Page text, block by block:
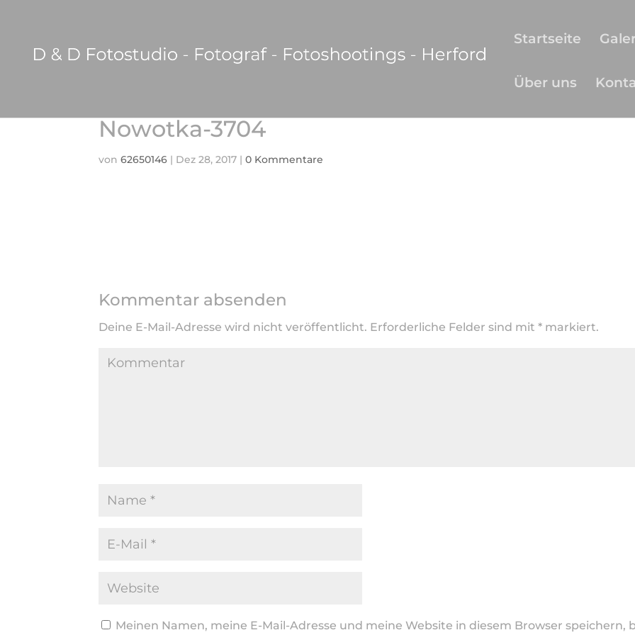
Startseite
Über uns
Nowotka-3704
von 62650146 | Dez 28, 2017 | 0 Kommentare
Kommentar absenden
Deine E-Mail-Adresse wird nicht veröffentlicht. Erforderliche Felder sind mit * markiert.
Meinen Namen, meine E-Mail-Adresse und meine Website in diesem Browser speichern,